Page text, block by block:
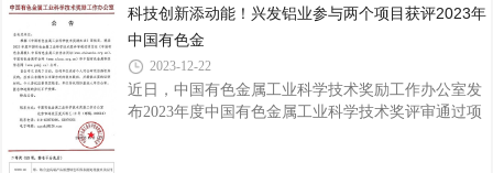
兴发新材作为兴发铝业第七大生产基地，成立
悉，发明创业奖创新奖是2005年由科技部批准，中国
发明协会设立，旨在奖励为社会经济发展和国防建设
为大力推动自主科技创新奠定雄厚的社会基础。该奖
项是首个为发明家设立的国家最高奖，具备推荐国家
科学技术奖资格，在全国发明创新领域具有广泛的社
科技创新添动能！兴发铝业参与两个项目获评2023年
中国有色金
2023-12-22
近日，中国有色金属工业科学技术奖励工作办公室发
布2023年度中国有色金属工业科学技术奖评审通过项